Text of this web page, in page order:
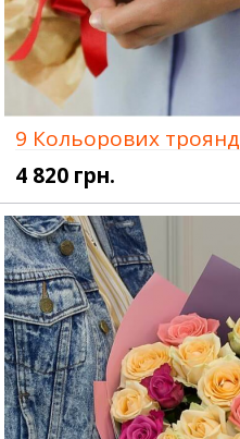
9 Кольорових троянд
4 820 грн.